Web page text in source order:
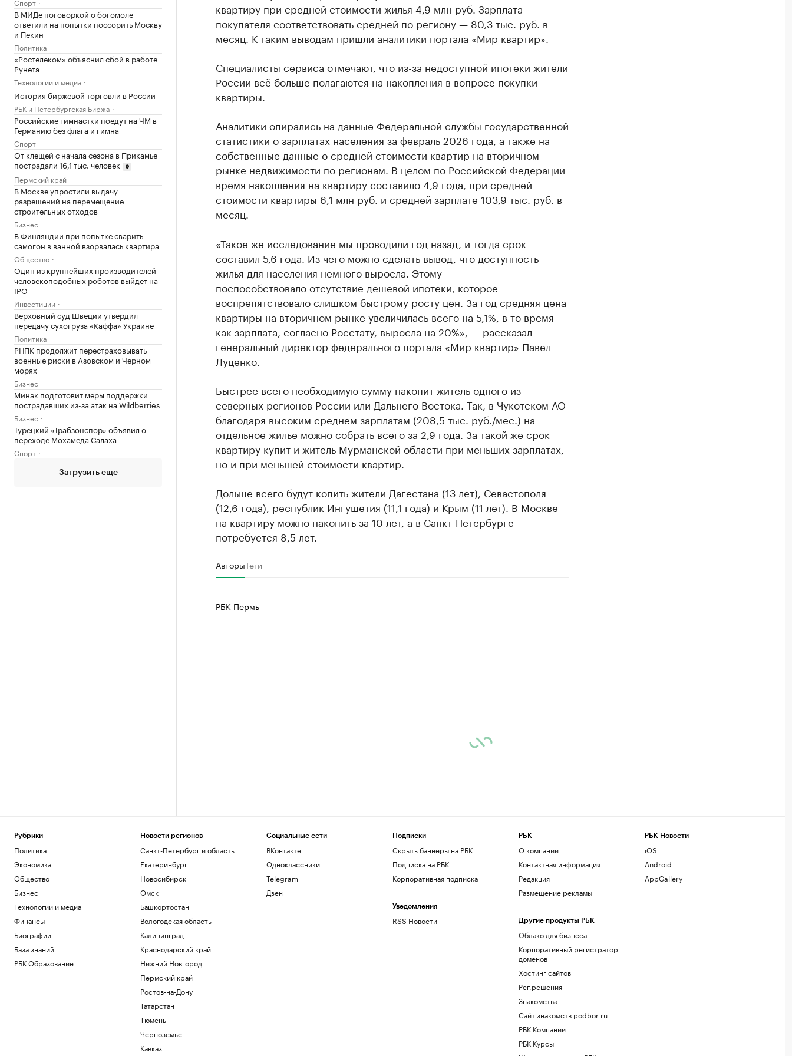
В МИДе поговоркой о богомоле
ответили на попытки поссорить Москву
и Пекин
Политика
«Ростелеком» объяснил сбой в работе
Рунета
Технологии и медиа
История биржевой торговли в России
РБК и Петербургская Биржа
Российские гимнастки поедут на ЧМ в
Германию без флага и гимна
Спорт
От клещей с начала сезона в Прикамье
пострадали 16,1 тыс. человек
Пермский край
В Москве упростили выдачу
разрешений на перемещение
строительных отходов
Бизнес
В Финляндии при попытке сварить
самогон в ванной взорвалась квартира
Общество
Один из крупнейших производителей
человекоподобных роботов выйдет на
IPO
Инвестиции
Верховный суд Швеции утвердил
передачу сухогруза «Каффа» Украине
Политика
РНПК продолжит перестраховывать
военные риски в Азовском и Черном
морях
Бизнес
Минэк подготовит меры поддержки
пострадавших из-за атак на Wildberries
Бизнес
Турецкий «Трабзонспор» объявил о
переходе Мохамеда Салаха
Спорт
Загрузить еще
квартиру при средней стоимости жилья 4,9 млн руб. Зарплата
покупателя соответствовать средней по региону — 80,3 тыс. руб. в
месяц. К таким выводам пришли аналитики портала «Мир квартир».
Специалисты сервиса отмечают, что из-за недоступной ипотеки жители
России всё больше полагаются на накопления в вопросе покупки
квартиры.
Аналитики опирались на данные Федеральной службы государственной
статистики о зарплатах населения за февраль 2026 года, а также на
собственные данные о средней стоимости квартир на вторичном
рынке недвижимости по регионам. В целом по Российской Федерации
время накопления на квартиру составило 4,9 года, при средней
стоимости квартиры 6,1 млн руб. и средней зарплате 103,9 тыс. руб. в
месяц.
«Такое же исследование мы проводили год назад, и тогда срок
составил 5,6 года. Из чего можно сделать вывод, что доступность
жилья для населения немного выросла. Этому
поспособствовало отсутствие дешевой ипотеки, которое
воспрепятствовало слишком быстрому росту цен. За год средняя цена
квартиры на вторичном рынке увеличилась всего на 5,1%, в то время
как зарплата, согласно Росстату, выросла на 20%», — рассказал
генеральный директор федерального портала «Мир квартир» Павел
Луценко.
Быстрее всего необходимую сумму накопит житель одного из
северных регионов России или Дальнего Востока. Так, в Чукотском АО
благодаря высоким среднем зарплатам (208,5 тыс. руб./мес.) на
отдельное жилье можно собрать всего за 2,9 года. За такой же срок
квартиру купит и житель Мурманской области при меньших зарплатах,
но и при меньшей стоимости квартир.
Дольше всего будут копить жители Дагестана (13 лет), Севастополя
(12,6 года), республик Ингушетия (11,1 года) и Крым (11 лет). В Москве
на квартиру можно накопить за 10 лет, а в Санкт-Петербурге
потребуется 8,5 лет.
АвторыТеги
РБК Пермь
Рубрики
Политика
Экономика
Общество
Бизнес
Технологии и медиа
Финансы
Биографии
База знаний
РБК Образование
Новости регионов
Санкт-Петербург и область
Екатеринбург
Новосибирск
Омск
Башкортостан
Вологодская область
Калининград
Краснодарский край
Нижний Новгород
Пермский край
Ростов-на-Дону
Татарстан
Тюмень
Черноземье
Кавказ
Социальные сети
ВКонтакте
Одноклассники
Telegram
Дзен
Подписки
Скрыть баннеры на РБК
Подписка на РБК
Корпоративная подписка
Уведомления
RSS Новости
РБК
О компании
Контактная информация
Редакция
Размещение рекламы
Другие продукты РБК
Облако для бизнеса
Корпоративный регистратор
доменов
Хостинг сайтов
Рег.решения
Знакомства
Сайт знакомств podbor.ru
РБК Компании
РБК Курсы
РБК Новости
iOS
Android
AppGallery